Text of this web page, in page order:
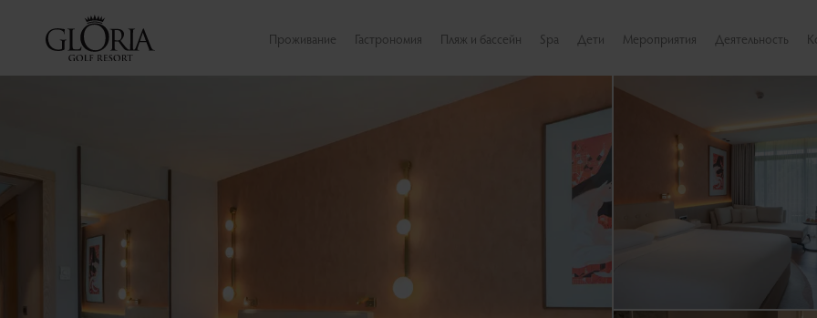
Проживание Гастрономия Пляж и бассейн Spa Дети Мероприятия Деятельность